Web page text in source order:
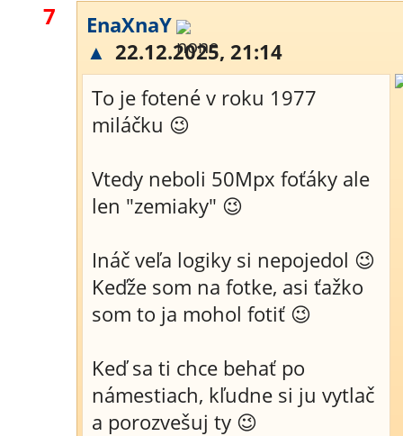
7
EnaXnaY
▲ 22.12.2025, 21:14
To je fotené v roku 1977
miláčku 😉
Vtedy neboli 50Mpx foťáky ale
len "zemiaky" 😉
Ináč veľa logiky si nepojedol 😉
Keďže som na fotke, asi ťažko
som to ja mohol fotiť 😉
Keď sa ti chce behať po
námestiach, kľudne si ju vytlač
a porozvešuj ty 😉